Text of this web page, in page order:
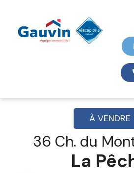
À VENDRE
36 Ch. du
La